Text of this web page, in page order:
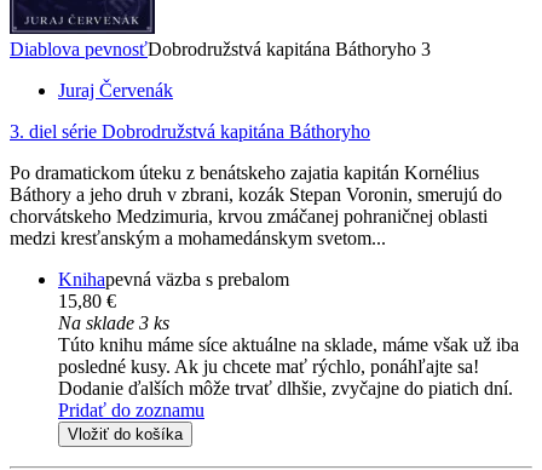
Diablova pevnosťDobrodružstvá kapitána Báthoryho 3
Juraj Červenák
3. diel série Dobrodružstvá kapitána Báthoryho
Po dramatickom úteku z benátskeho zajatia kapitán Kornélius
Báthory a jeho druh v zbrani, kozák Stepan Voronin, smerujú do
chorvátskeho Medzimuria, krvou zmáčanej pohraničnej oblasti
medzi kresťanským a mohamedánskym svetom...
Knihapevná väzba s prebalom
15,80 €
Na sklade 3 ks
Túto knihu máme síce aktuálne na sklade, máme však už iba
posledné kusy. Ak ju chcete mať rýchlo, ponáhľajte sa!
Dodanie ďalších môže trvať dlhšie, zvyčajne do piatich dní.
Pridať do zoznamu
Vložiť do košíka